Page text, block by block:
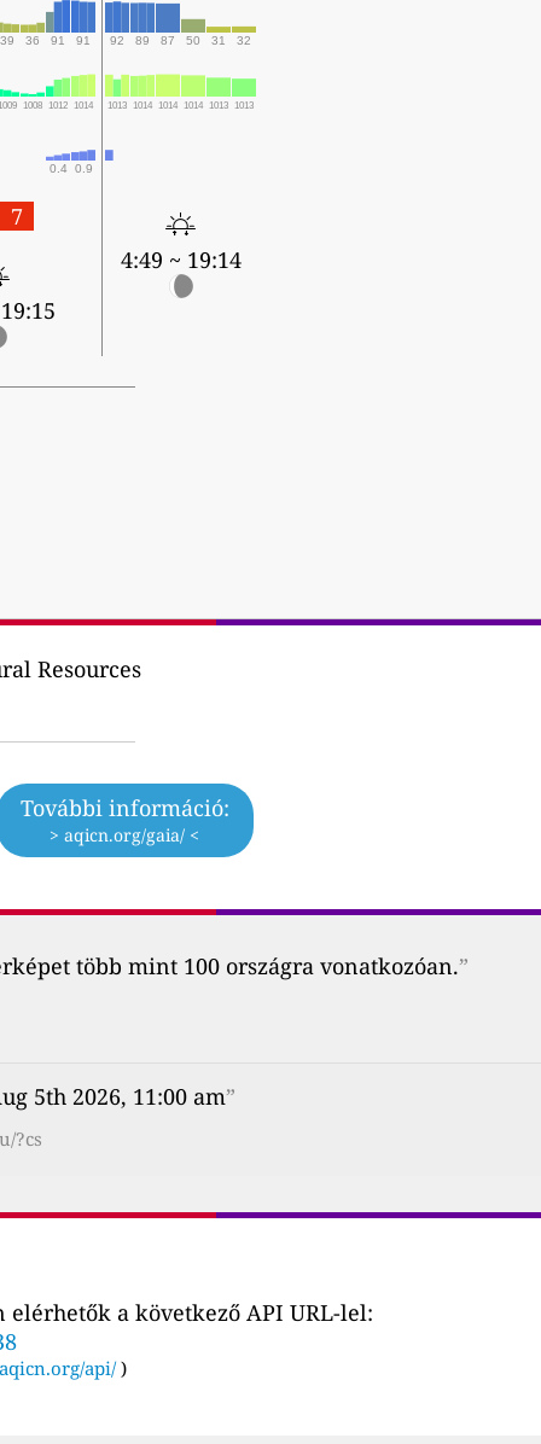
39 36 91 91 92 89 87 50 31 32
1008 1012 1014 1013 1014 1014 1014 1013 1013
0.4 0.9
7
4:49 ~ 19:14
Resources
További információ:
> aqicn.org/gaia/ <
több mint 100 országra vonatkozóan.”
5th 2026, 11:00 am”
?cs
a következő API URL-lel:
api/ )